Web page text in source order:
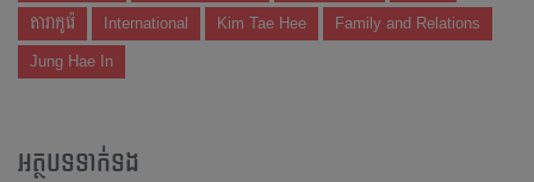
តារាកូរ៉េ International Kim Tae Hee Family and Relations
Jung Hae In
អត្ថបទទាក់ទង